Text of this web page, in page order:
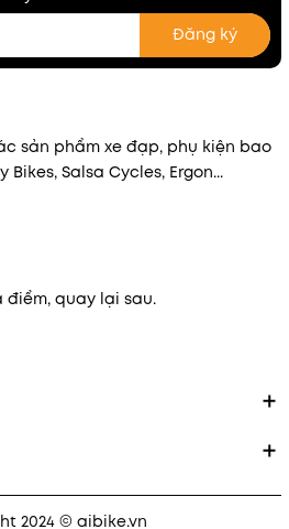
Đăng ký
sản phẩm xe đạp, phụ kiện bao
Bikes, Salsa Cycles, Ergon...
quay lại sau.
2024 © aibike.vn